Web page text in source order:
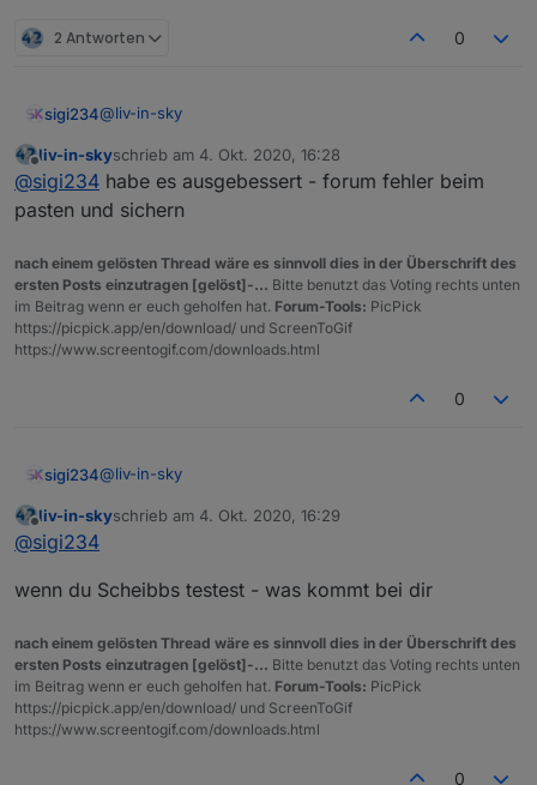
refresh mal den browser
2 Antworten 0
sigi234@liv-in-sky
Du hast ja Rust drinnen und nicht Scheibbs
Edit:
Wurde ausgebessert.
Offline
liv-in-skyschrieb am 4. Okt. 2020, 16:28
zuletzt editiert von
@sigi234 habe es ausgebessert - forum fehler beim
pasten und sichern
nach einem gelösten Thread wäre es sinnvoll dies in der Überschrift des
ersten Posts einzutragen [gelöst]-... Bitte benutzt das Voting rechts unten
im Beitrag wenn er euch geholfen hat. Forum-Tools: PicPick
https://picpick.app/en/download/ und ScreenToGif
https://www.screentogif.com/downloads.html
0
sigi234@liv-in-sky
Du hast ja Rust drinnen und nicht Scheibbs
Offline
liv-in-skyschrieb am 4. Okt. 2020, 16:29
zuletzt editiert von
@sigi234
wenn du Scheibbs testest - was kommt bei dir
nach einem gelösten Thread wäre es sinnvoll dies in der Überschrift des
ersten Posts einzutragen [gelöst]-... Bitte benutzt das Voting rechts unten
im Beitrag wenn er euch geholfen hat. Forum-Tools: PicPick
https://picpick.app/en/download/ und ScreenToGif
https://www.screentogif.com/downloads.html
0